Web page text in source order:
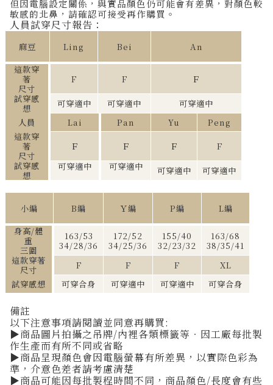
但因電腦設定關係，與實品顏色仍可能會有差異，對顏色較
敏感的北鼻，請確認可接受再作購買。
人員試穿尺寸報告：
麻豆 Ling Bei
An
這款穿
著
尺寸
F F
Ｆ
試穿感
想
可穿適中 可穿適中
可穿適中
人員
Lai Pan Yu
Peng
這款穿
著
尺寸
Ｆ Ｆ Ｆ
F
試穿感
想
可穿適中 可穿適中 可穿適中 可穿適中
小編 B編 Ｙ編 P編
L編
身高/體
重
三圍
163/53
34/28/36
172/52
34/25/36
155/40
32/23/32
163/68
38/35/41
這款穿著
尺寸
F F F
XL
試穿感想
可穿合身 可穿適中 可穿適中 可穿合身
備註
以下注意事項請閱讀並同意再購買:
▶商品圖片拍攝之吊牌/內裡各類標籤等‧因工廠每批製
作生產而有所不同或省略
▶商品呈現顏色會因電腦螢幕有所差異，以實際色彩為
準，介意色差者請考慮清楚
▶商品可能因每批製程時間不同，商品顏色/長度會有些